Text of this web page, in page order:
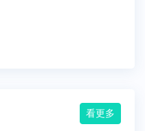
看更多